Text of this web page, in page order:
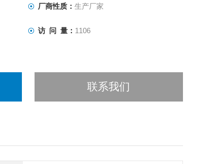
厂商性质： 生产厂家
访 问 量： 1106
联系我们